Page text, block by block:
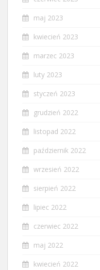
maj 2023
kwiecień 2023
marzec 2023
luty 2023
styczeń 2023
grudzień 2022
listopad 2022
październik 2022
wrzesień 2022
sierpień 2022
lipiec 2022
czerwiec 2022
maj 2022
kwiecień 2022